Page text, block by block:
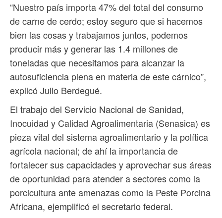
“Nuestro país importa 47% del total del consumo
de carne de cerdo; estoy seguro que si hacemos
bien las cosas y trabajamos juntos, podemos
producir más y generar las 1.4 millones de
toneladas que necesitamos para alcanzar la
autosuficiencia plena en materia de este cárnico”,
explicó Julio Berdegué.
El trabajo del Servicio Nacional de Sanidad,
Inocuidad y Calidad Agroalimentaria (Senasica) es
pieza vital del sistema agroalimentario y la política
agrícola nacional; de ahí la importancia de
fortalecer sus capacidades y aprovechar sus áreas
de oportunidad para atender a sectores como la
porcicultura ante amenazas como la Peste Porcina
Africana, ejemplificó el secretario federal.